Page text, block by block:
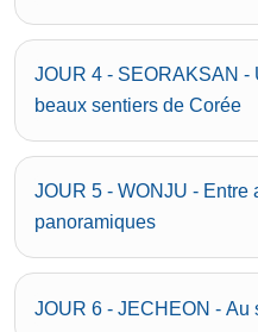
JOUR 4 - SEORAKSAN -
beaux sentiers de Corée
JOUR 5 - WONJU - Entre
panoramiques
JOUR 6 - JECHEON - Au